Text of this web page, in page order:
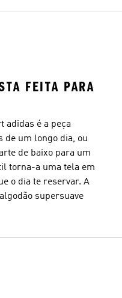
FEITA PARA
adidas é a peça
de um longo dia, ou
de baixo para um
torna-a uma tela em
o dia te reservar. A
supersuave